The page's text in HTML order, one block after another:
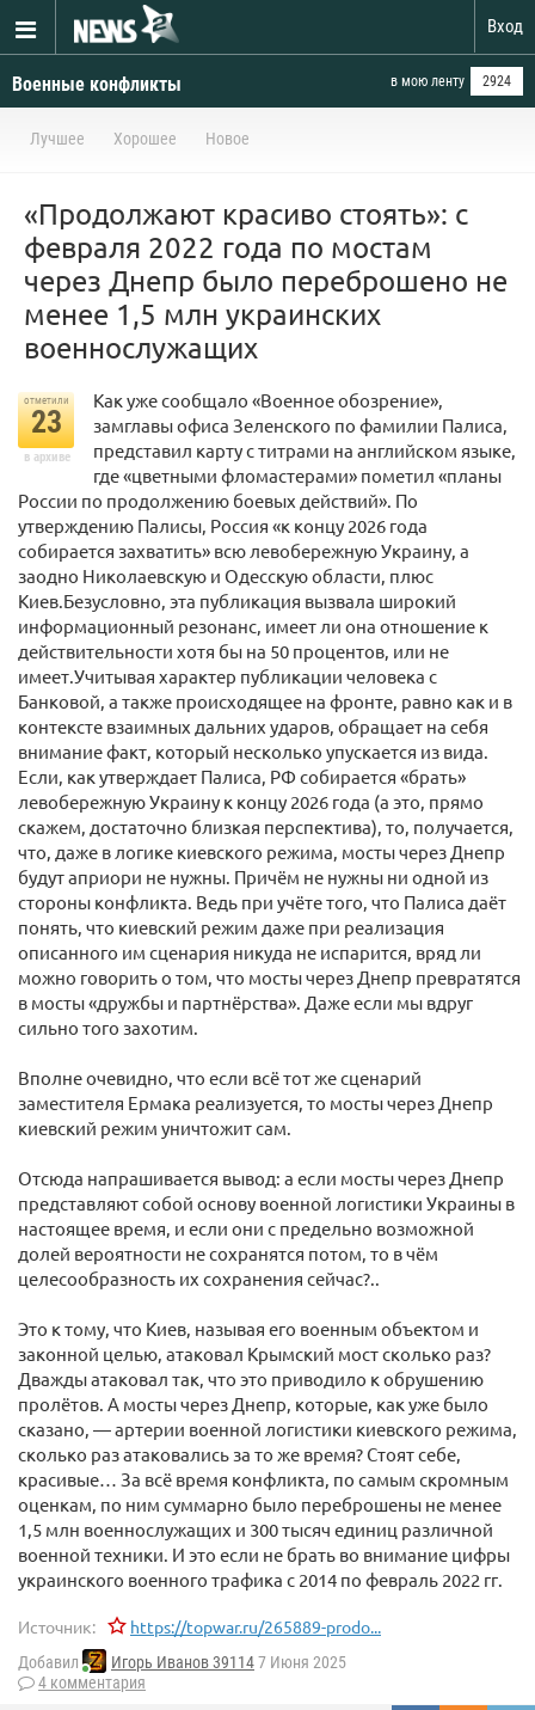
Вход
Военные конфликты в мою ленту 2924
Лучшее Хорошее Новое
«Продолжают красиво стоять»: с
февраля 2022 года по мостам
через Днепр было переброшено не
менее 1,5 млн украинских
военнослужащих
отметили
23
в архиве
Как уже сообщало «Военное обозрение»,
замглавы офиса Зеленского по фамилии Палиса,
представил карту с титрами на английском языке,
где «цветными фломастерами» пометил «планы
России по продолжению боевых действий». По
утверждению Палисы, Россия «к концу 2026 года
собирается захватить» всю левобережную Украину, а
заодно Николаевскую и Одесскую области, плюс
Киев.Безусловно, эта публикация вызвала широкий
информационный резонанс, имеет ли она отношение к
действительности хотя бы на 50 процентов, или не
имеет.Учитывая характер публикации человека с
Банковой, а также происходящее на фронте, равно как и в
контексте взаимных дальних ударов, обращает на себя
внимание факт, который несколько упускается из вида.
Если, как утверждает Палиса, РФ собирается «брать»
левобережную Украину к концу 2026 года (а это, прямо
скажем, достаточно близкая перспектива), то, получается,
что, даже в логике киевского режима, мосты через Днепр
будут априори не нужны. Причём не нужны ни одной из
стороны конфликта. Ведь при учёте того, что Палиса даёт
понять, что киевский режим даже при реализация
описанного им сценария никуда не испарится, вряд ли
можно говорить о том, что мосты через Днепр превратятся
в мосты «дружбы и партнёрства». Даже если мы вдруг
сильно того захотим.
Вполне очевидно, что если всё тот же сценарий
заместителя Ермака реализуется, то мосты через Днепр
киевский режим уничтожит сам.
Отсюда напрашивается вывод: а если мосты через Днепр
представляют собой основу военной логистики Украины в
настоящее время, и если они с предельно возможной
долей вероятности не сохранятся потом, то в чём
целесообразность их сохранения сейчас?..
Это к тому, что Киев, называя его военным объектом и
законной целью, атаковал Крымский мост сколько раз?
Дважды атаковал так, что это приводило к обрушению
пролётов. А мосты через Днепр, которые, как уже было
сказано, — артерии военной логистики киевского режима,
сколько раз атаковались за то же время? Стоят себе,
красивые… За всё время конфликта, по самым скромным
оценкам, по ним суммарно было переброшены не менее
1,5 млн военнослужащих и 300 тысяч единиц различной
военной техники. И это если не брать во внимание цифры
украинского военного трафика с 2014 по февраль 2022 гг.
Источник: https://topwar.ru/265889-prodo...
Добавил Игорь Иванов 391147 Июня 2025
4 комментария